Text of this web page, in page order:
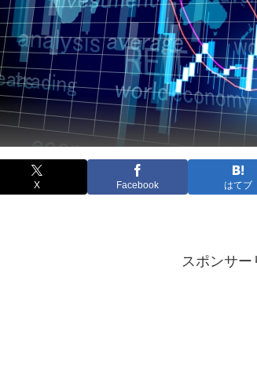
X Facebook はてブ
スポンサー